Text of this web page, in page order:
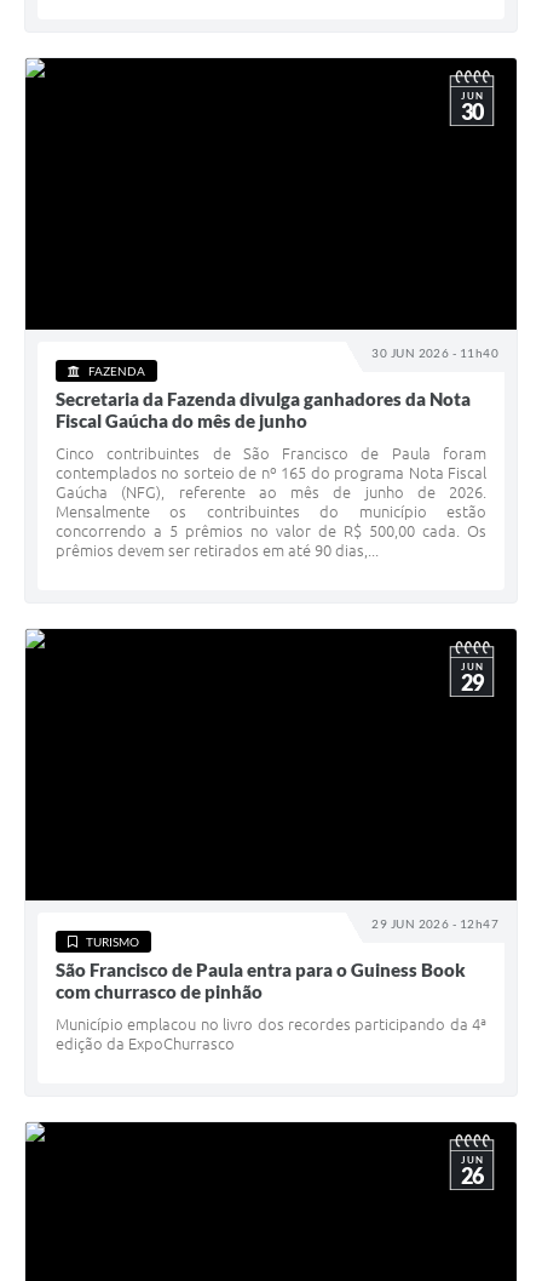
30 JUN 2026 - 11h40
JUN
30
FAZENDA
Secretaria da Fazenda divulga ganhadores da Nota
Fiscal Gaúcha do mês de junho
Cinco contribuintes de São Francisco de Paula foram
contemplados no sorteio de nº 165 do programa Nota Fiscal
Gaúcha (NFG), referente ao mês de junho de 2026.
Mensalmente os contribuintes do município estão
concorrendo a 5 prêmios no valor de R$ 500,00 cada. Os
prêmios devem ser retirados em até 90 dias,...
29 JUN 2026 - 12h47
JUN
29
TURISMO
São Francisco de Paula entra para o Guiness Book
com churrasco de pinhão
Município emplacou no livro dos recordes participando da 4ª
edição da ExpoChurrasco
JUN
26